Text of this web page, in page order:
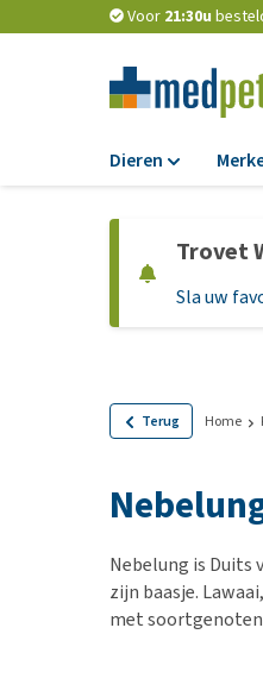
Voor 21:30u
Dieren
Trovet
Sla uw
Terug Home
Nebelung is Duits
zijn baasje.
met